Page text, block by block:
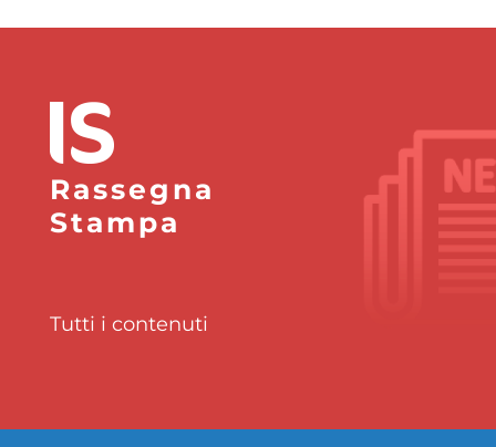
Rassegna
Stampa
Tutti i contenuti